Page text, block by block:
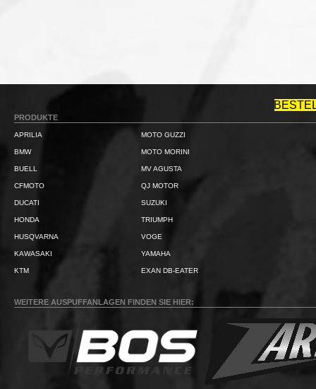
PRODUKTE
APRILIA
BMW
BUELL
CFMOTO
DUCATI
HONDA
HUSQVARNA
KAWASAKI
KTM
MOTO GUZZI
MOTO MORINI
MV AGUSTA
QJ MOTOR
SUZUKI
TRIUMPH
VOGE
YAMAHA
EXAN DB-EATER
WEITERE AUSPUFFANLAGEN FINDEN SIE HIER: